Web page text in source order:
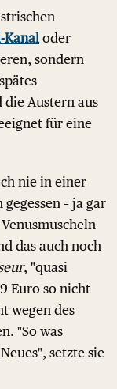
Kanaloder
sondern
Austern aus
für eine
nie in einer
– ja gar
das auch noch
, "quasi
Euro so nicht
wegen des
"So was
setzte sie